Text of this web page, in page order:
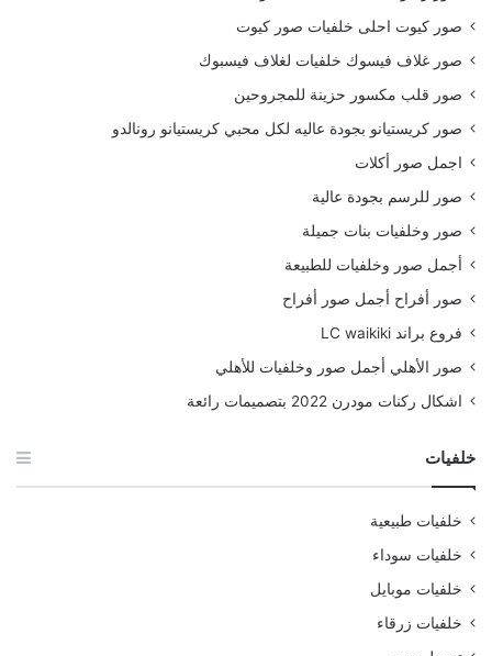
صور كيوت احلى خلفيات صور كيوت
صور غلاف فيسوك خلفيات لغلاف فيسبوك
صور قلب مكسور حزينة للمجروحين
صور كريستيانو بجودة عاليه لكل محبي كريستيانو رونالدو
اجمل صور أكلات
صور للرسم بجودة عالية
صور وخلفيات بنات جميلة
أجمل صور وخلفيات للطبيعة
صور أفراح أجمل صور أفراح
فروع براند LC waikiki
صور الأهلي أجمل صور وخلفيات للأهلي
اشكال ركنات مودرن 2022 بتصميمات رائعة
خلفيات
خلفيات طبيعية
خلفيات سوداء
خلفيات موبايل
خلفيات زرقاء